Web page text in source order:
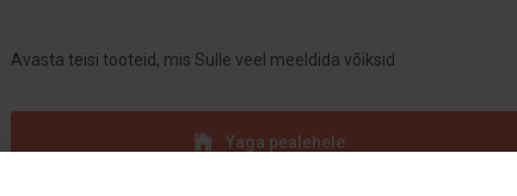
Avasta teisi tooteid, mis Sulle veel meeldida võiksid
Yaga pealehele